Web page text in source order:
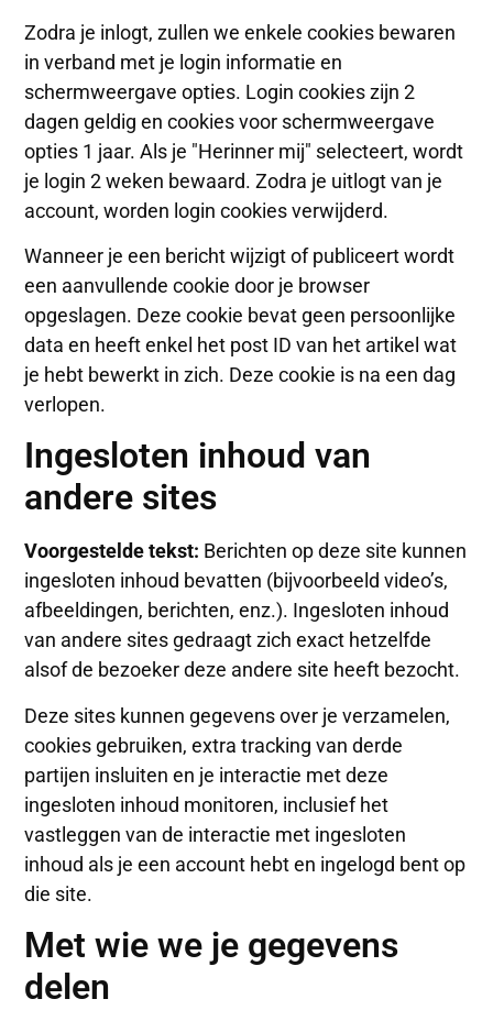
Zodra je inlogt, zullen we enkele cookies bewaren
in verband met je login informatie en
schermweergave opties. Login cookies zijn 2
dagen geldig en cookies voor schermweergave
opties 1 jaar. Als je "Herinner mij" selecteert, wordt
je login 2 weken bewaard. Zodra je uitlogt van je
account, worden login cookies verwijderd.
Wanneer je een bericht wijzigt of publiceert wordt
een aanvullende cookie door je browser
opgeslagen. Deze cookie bevat geen persoonlijke
data en heeft enkel het post ID van het artikel wat
je hebt bewerkt in zich. Deze cookie is na een dag
verlopen.
Ingesloten inhoud van
andere sites
Voorgestelde tekst: Berichten op deze site kunnen
ingesloten inhoud bevatten (bijvoorbeeld video’s,
afbeeldingen, berichten, enz.). Ingesloten inhoud
van andere sites gedraagt zich exact hetzelfde
alsof de bezoeker deze andere site heeft bezocht.
Deze sites kunnen gegevens over je verzamelen,
cookies gebruiken, extra tracking van derde
partijen insluiten en je interactie met deze
ingesloten inhoud monitoren, inclusief het
vastleggen van de interactie met ingesloten
inhoud als je een account hebt en ingelogd bent op
die site.
Met wie we je gegevens
delen